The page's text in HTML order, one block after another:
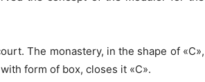
The monastery, in the shape of «C»,
form of box, closes it «C».